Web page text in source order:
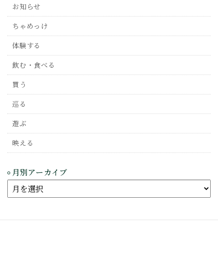
お知らせ
ちゃめっけ
体験する
飲む・食べる
買う
巡る
遊ぶ
映える
月別アーカイブ